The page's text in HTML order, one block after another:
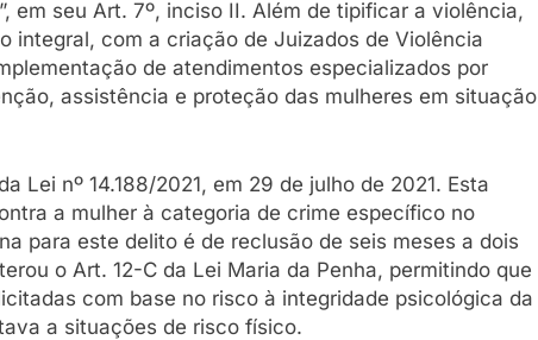
em seu Art. 7º, inciso II. Além de tipificar a violência,
integral, com a criação de Juizados de Violência
de atendimentos especializados por
assistência e proteção das mulheres em situação
Lei nº 14.188/2021, em 29 de julho de 2021. Esta
a mulher à categoria de crime específico no
para este delito é de reclusão de seis meses a dois
o Art. 12-C da Lei Maria da Penha, permitindo que
com base no risco à integridade psicológica da
a situações de risco físico.